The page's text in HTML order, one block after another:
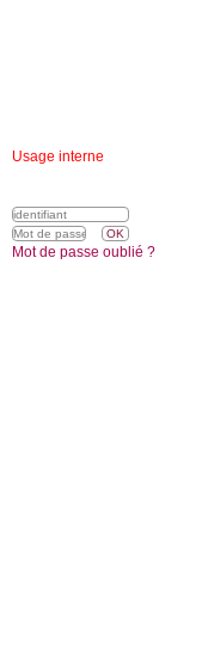
Usage interne
Mot de passe oublié ?